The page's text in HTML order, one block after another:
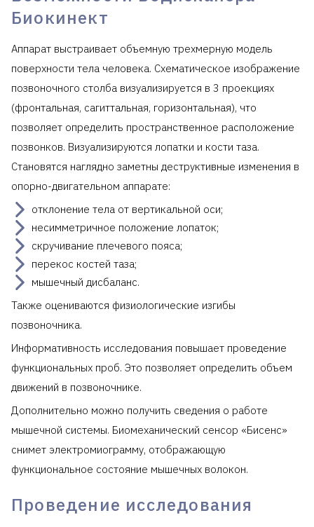
Биокинект
Аппарат выстраивает объемную трехмерную модель
поверхности тела человека. Схематическое изображение
позвоночного столба визуализируется в 3 проекциях
(фронтальная, сагиттальная, горизонтальная), что
позволяет определить пространственное расположение
позвонков. Визуализируются лопатки и кости таза.
Становятся наглядно заметны деструктивные изменения в
опорно-двигательном аппарате:
отклонение тела от вертикальной оси;
несимметричное положение лопаток;
скручивание плечевого пояса;
перекос костей таза;
мышечный дисбаланс.
Также оцениваются физиологические изгибы
позвоночника.
Информативность исследования повышает проведение
функциональных проб. Это позволяет определить объем
движений в позвоночнике.
Дополнительно можно получить сведения о работе
мышечной системы. Биомеханический сенсор «Бисенс»
снимет электромиограмму, отображающую
функциональное состояние мышечных волокон.
Проведение исследования